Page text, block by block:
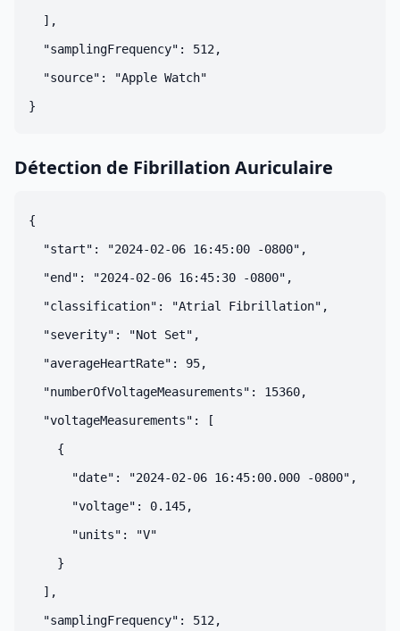
  ],
  "samplingFrequency": 512,
  "source": "Apple Watch"
Détection de Fibrillation Auriculaire
{
  "start": "2024-02-06 16:45:00 -0800",
  "end": "2024-02-06 16:45:30 -0800",
  "classification": "Atrial Fibrillation",
  "severity": "Not Set",
  "averageHeartRate": 95,
  "numberOfVoltageMeasurements": 15360,
  "voltageMeasurements": [
    {
      "date": "2024-02-06 16:45:00.000 -0800",
      "voltage": 0.145,
      "units": "V"
    }
  ],
  "samplingFrequency": 512,